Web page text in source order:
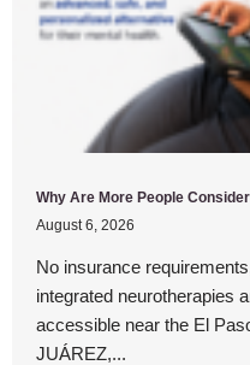
Why Are More People
August 6, 2026
No insurance
integrated neurotherapies
accessible near the El
JUÁREZ,...